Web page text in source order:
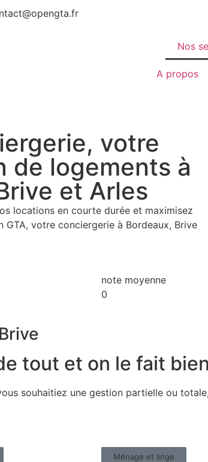
Nos
A propos
votre
de logements à
et Arles
locations en courte durée et maximisez
GTA, votre conciergerie à Bordeaux, Brive
note moyenne
0
tout et on le fait
souhaitiez une gestion partielle ou
Ménage et linge